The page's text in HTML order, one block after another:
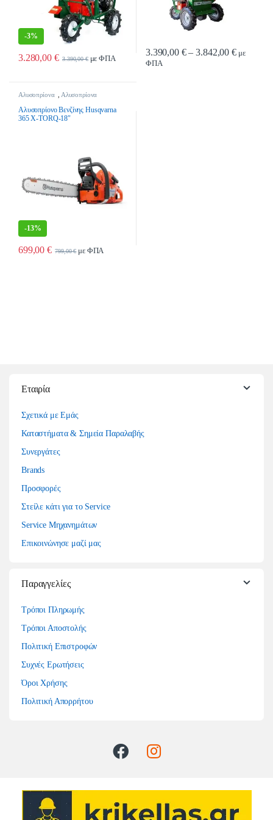
-3%
3.280,00 € 3.390,00€με ΦΠΑ
3.390,00 € – 3.842,00 €Price
με
ΦΠΑ
Αυτό το προϊόν έχει πολλαπλές
Αλυσοπρίονα
Αλυσοπρίονα
Γεωργικά Εργαλεία
Αλυσοπρίονο Βενζίνης Husqvarna
365 X-TORQ-18″
-13%
699,00€ 799,00€με ΦΠΑ
Εταιρία
Σχετικά με Εμάς
Καταστήματα & Σημεία Παραλαβής
Συνεργάτες
Brands
Προσφορές
Στείλε κάτι για το Service
Service Μηχανημάτων
Επικοινώνησε μαζί μας
Παραγγελίες
Τρόποι Πληρωμής
Τρόποι Αποστολής
Πολιτική Επιστροφών
Συχνές Ερωτήσεις
Όροι Χρήσης
Πολιτική Απορρήτου